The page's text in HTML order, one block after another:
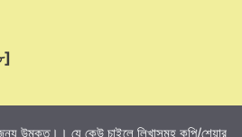
উন্মুক্ত।। যে কেউ চাইলে লিখাসমূহ কপি/শেয়ার